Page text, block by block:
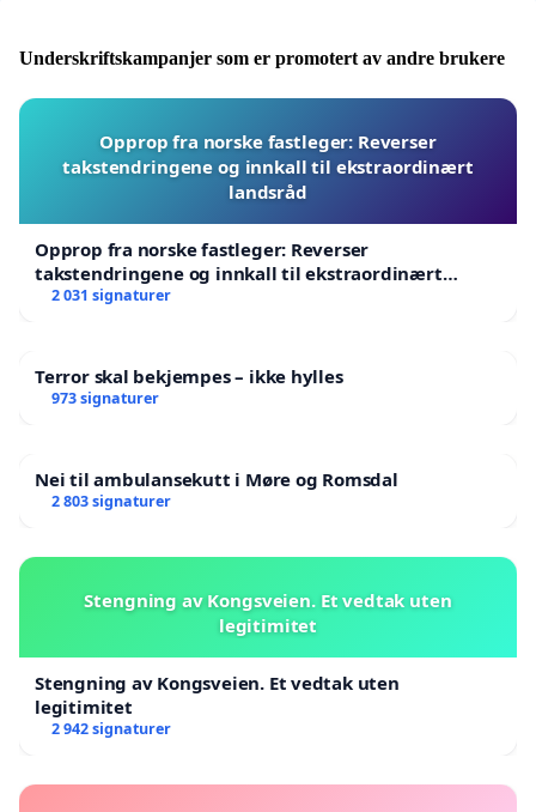
Underskriftskampanjer som er promotert av andre brukere
Opprop fra norske fastleger: Reverser
takstendringene og innkall til ekstraordinært
landsråd
Opprop fra norske fastleger: Reverser
takstendringene og innkall til ekstraordinært
landsråd
2 031 signaturer
Terror skal bekjempes – ikke hylles
973 signaturer
Nei til ambulansekutt i Møre og Romsdal
2 803 signaturer
Stengning av Kongsveien. Et vedtak uten
legitimitet
Stengning av Kongsveien. Et vedtak uten
legitimitet
2 942 signaturer